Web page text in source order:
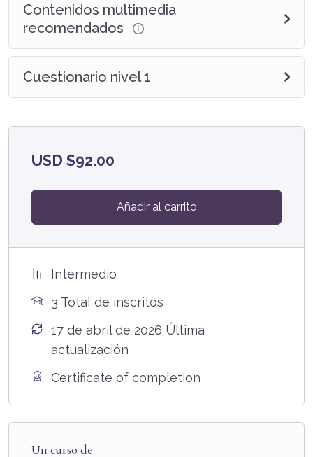
Contenidos multimedia
recomendados
Cuestionario nivel 1
USD $92.00
Añadir al carrito
Intermedio
3 TotaI de inscritos
17 de abril de 2026 Última
actualización
Certificate of completion
Un curso de